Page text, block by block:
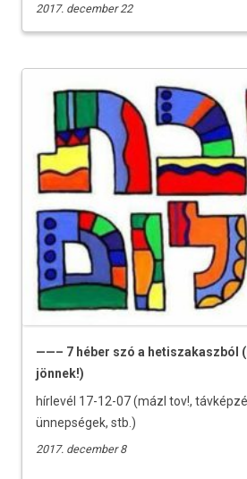
2017. december 22
——– 7 héber szó a hetiszakaszból
jönnek!)
hírlevél 17-12-07 (mázl tov!,
ünnepségek, stb.)
2017. december 8